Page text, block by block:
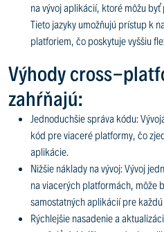
na vývoj aplikácií, ktoré môžu
Tieto jazyky umožňujú prístup k
platforiem, čo poskytuje vyššiu
Výhody cross-
zahŕňajú:
Jednoduchšie správa kódu:
kód pre viaceré platformy, čo
aplikácie.
Nižšie náklady na vývoj: Vývoj
na viacerých platformách, môže
samostatných aplikácií pre
Rýchlejšie nasadenie a